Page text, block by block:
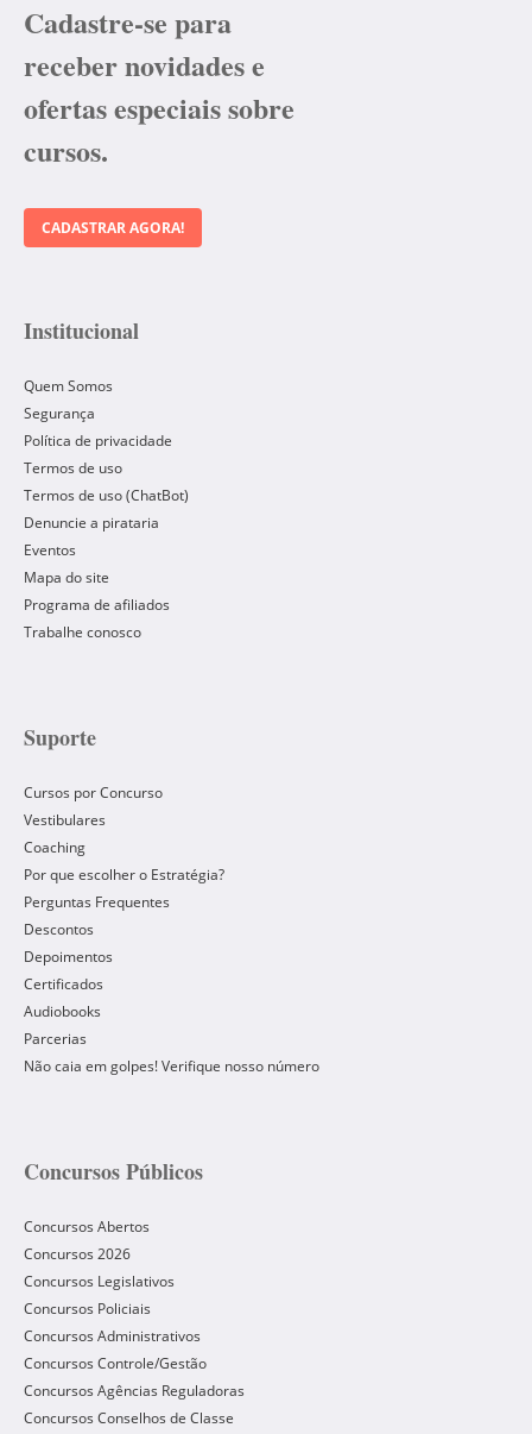
Cadastre-se para
receber novidades e
ofertas especiais sobre
cursos.
CADASTRAR AGORA!
Institucional
Quem Somos
Segurança
Política de privacidade
Termos de uso
Termos de uso (ChatBot)
Denuncie a pirataria
Eventos
Mapa do site
Programa de afiliados
Trabalhe conosco
Suporte
Cursos por Concurso
Vestibulares
Coaching
Por que escolher o Estratégia?
Perguntas Frequentes
Descontos
Depoimentos
Certificados
Audiobooks
Parcerias
Não caia em golpes! Verifique nosso número
Concursos Públicos
Concursos Abertos
Concursos 2026
Concursos Legislativos
Concursos Policiais
Concursos Administrativos
Concursos Controle/Gestão
Concursos Agências Reguladoras
Concursos Conselhos de Classe